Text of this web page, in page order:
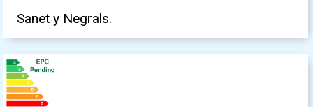
Sanet y Negrals.